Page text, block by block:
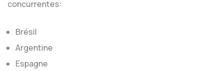
concurrentes:
Brésil
Argentine
Espagne